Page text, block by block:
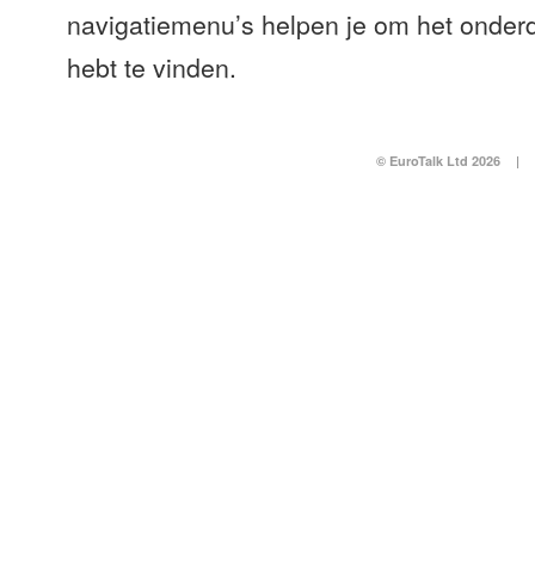
navigatiemenu’s helpen je om het
hebt te vinden.
© EuroTalk Ltd 2026 |